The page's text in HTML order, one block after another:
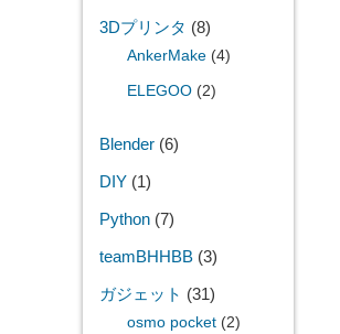
3Dプリンタ (8)
AnkerMake(4)
ELEGOO(2)
Blender(6)
DIY(1)
Python(7)
teamBHHBB(3)
ガジェット (31)
osmo pocket(2)